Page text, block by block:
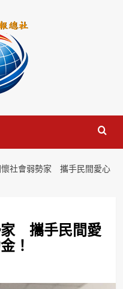
懷社會弱勢家 攜手民間愛心
家 攜手民間愛
！